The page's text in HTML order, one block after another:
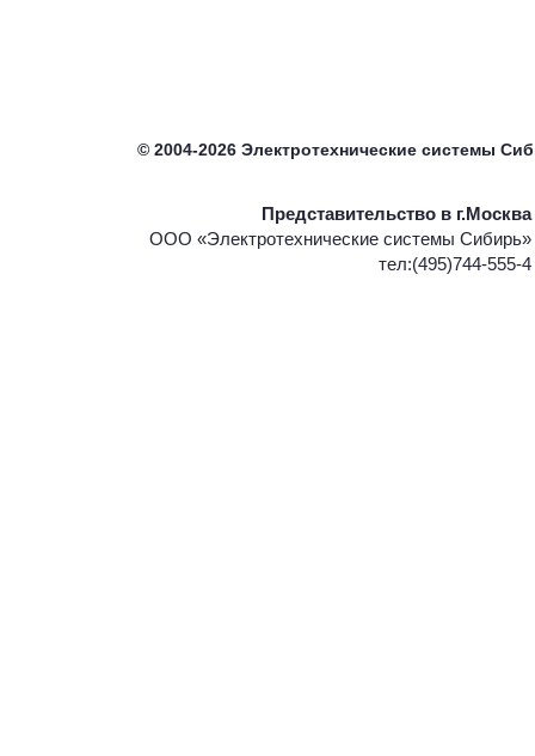
© 2004-2026 Электротехнические системы
Представительство в г.Москва
ООО «Электротехнические системы Сибирь»
тел:(495)744-555-4